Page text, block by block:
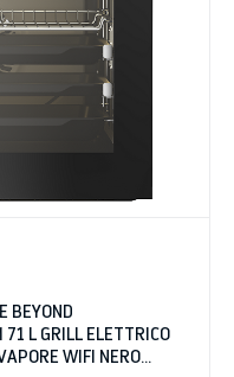
BEYOND
L GRILL ELETTRICO
WIFI NERO